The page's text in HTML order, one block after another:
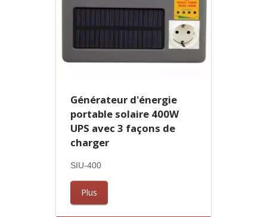
Générateur d'énergie
portable solaire 400W
UPS avec 3 façons de
charger
SIU-400
Plus